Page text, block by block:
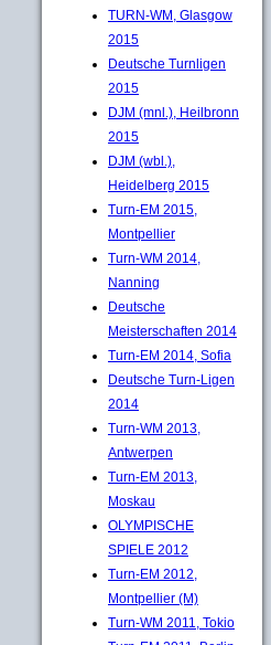
TURN-WM, Glasgow
2015
Deutsche Turnligen
2015
DJM (mnl.), Heilbronn
2015
DJM (wbl.),
Heidelberg 2015
Turn-EM 2015,
Montpellier
Turn-WM 2014,
Nanning
Deutsche
Meisterschaften 2014
Turn-EM 2014, Sofia
Deutsche Turn-Ligen
2014
Turn-WM 2013,
Antwerpen
Turn-EM 2013,
Moskau
OLYMPISCHE
SPIELE 2012
Turn-EM 2012,
Montpellier (M)
Turn-WM 2011, Tokio